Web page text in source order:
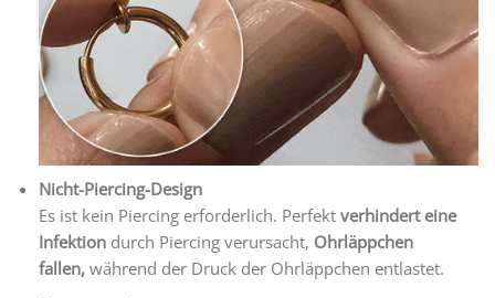
Nicht-Piercing-Design
Es ist kein Piercing erforderlich. Perfektverhindert eine
Infektiondurch Piercing verursacht, Ohrläppchen
fallen,während der Druck der Ohrläppchen entlastet.